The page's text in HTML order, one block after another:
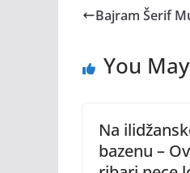
Bajram Šerif
You
Na
bazenu –